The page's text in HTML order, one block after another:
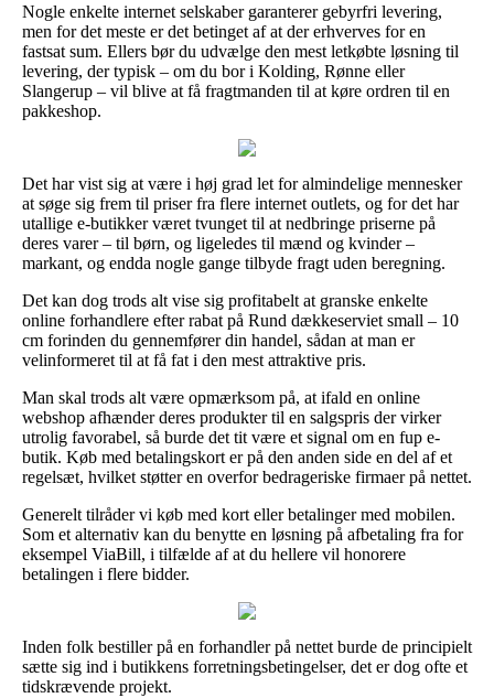
Nogle enkelte internet selskaber garanterer gebyrfri levering,
men for det meste er det betinget af at der erhverves for en
fastsat sum. Ellers bør du udvælge den mest letkøbte løsning til
levering, der typisk – om du bor i Kolding, Rønne eller
Slangerup – vil blive at få fragtmanden til at køre ordren til en
pakkeshop.
Det har vist sig at være i høj grad let for almindelige mennesker
at søge sig frem til priser fra flere internet outlets, og for det har
utallige e-butikker været tvunget til at nedbringe priserne på
deres varer – til børn, og ligeledes til mænd og kvinder –
markant, og endda nogle gange tilbyde fragt uden beregning.
Det kan dog trods alt vise sig profitabelt at granske enkelte
online forhandlere efter rabat på Rund dækkeserviet small – 10
cm forinden du gennemfører din handel, sådan at man er
velinformeret til at få fat i den mest attraktive pris.
Man skal trods alt være opmærksom på, at ifald en online
webshop afhænder deres produkter til en salgspris der virker
utrolig favorabel, så burde det tit være et signal om en fup e-
butik. Køb med betalingskort er på den anden side en del af et
regelsæt, hvilket støtter en overfor bedrageriske firmaer på nettet.
Generelt tilråder vi køb med kort eller betalinger med mobilen.
Som et alternativ kan du benytte en løsning på afbetaling fra for
eksempel ViaBill, i tilfælde af at du hellere vil honorere
betalingen i flere bidder.
Inden folk bestiller på en forhandler på nettet burde de principielt
sætte sig ind i butikkens forretningsbetingelser, det er dog ofte et
tidskrævende projekt.